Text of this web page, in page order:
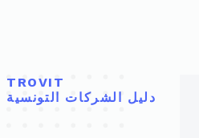
TROVIT
دليل الشركات التونسية